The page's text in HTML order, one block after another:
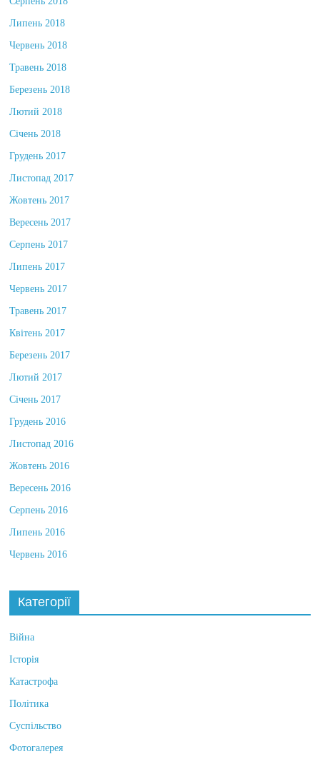
Серпень 2018
Липень 2018
Червень 2018
Травень 2018
Березень 2018
Лютий 2018
Січень 2018
Грудень 2017
Листопад 2017
Жовтень 2017
Вересень 2017
Серпень 2017
Липень 2017
Червень 2017
Травень 2017
Квітень 2017
Березень 2017
Лютий 2017
Січень 2017
Грудень 2016
Листопад 2016
Жовтень 2016
Вересень 2016
Серпень 2016
Липень 2016
Червень 2016
Категорії
Війна
Історія
Катастрофа
Політика
Суспільство
Фотогалерея